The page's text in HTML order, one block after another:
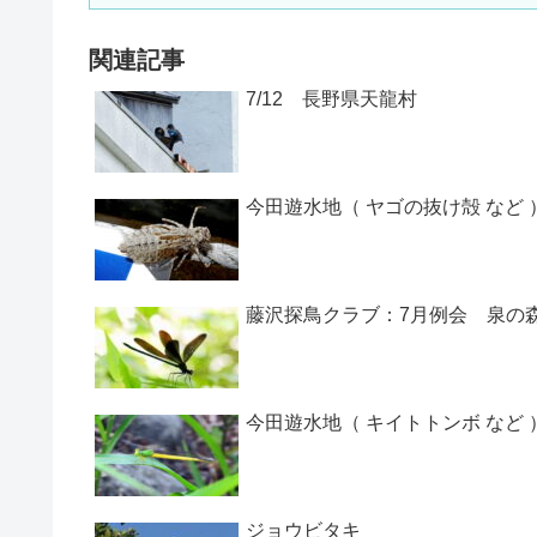
関連記事
7/12 長野県天龍村
今田遊水地（ ヤゴの抜け殻 など ）
藤沢探鳥クラブ：7月例会 泉の
今田遊水地（ キイトトンボ など ）
ジョウビタキ